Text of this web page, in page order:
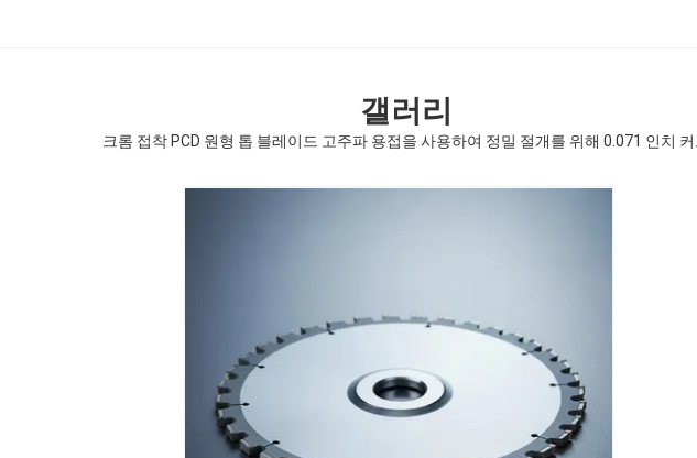
갤러리
크롬 접착 PCD 원형 톱 블레이드 고주파 용접을 사용하여 정밀 절개를 위해 0.071 인치 커